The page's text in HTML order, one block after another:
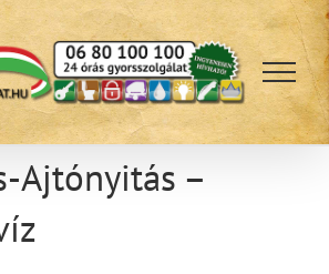
Ajtónyitás –